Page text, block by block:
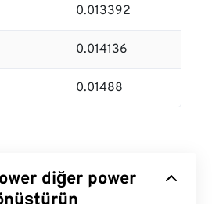
0.013392
0.014136
0.01488
diğer power